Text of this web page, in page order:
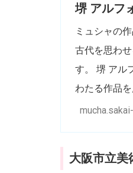
堺 アルフ
ミュシャの
古代を思わ
す。 堺 アル
わたる作品
大阪市立美